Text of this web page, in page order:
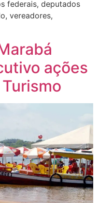
federais, deputados
vereadores,
ações